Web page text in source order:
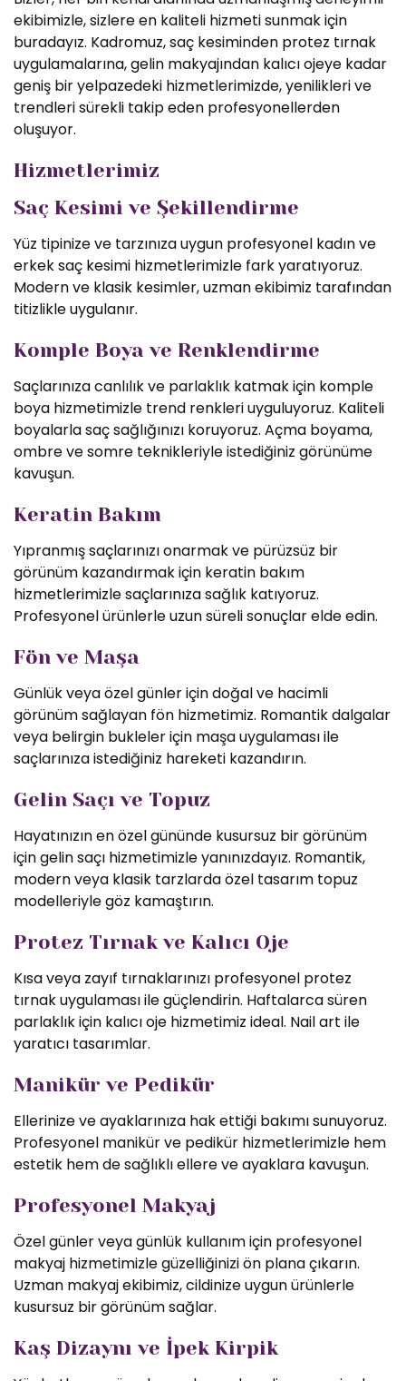
ekibimizle, sizlere en kaliteli hizmeti sunmak için
buradayız. Kadromuz, saç kesiminden protez tırnak
uygulamalarına, gelin makyajından kalıcı ojeye kadar
geniş bir yelpazedeki hizmetlerimizde, yenilikleri ve
trendleri sürekli takip eden profesyonellerden
oluşuyor.
Hizmetlerimiz
Saç Kesimi ve Şekillendirme
Yüz tipinize ve tarzınıza uygun profesyonel kadın ve
erkek saç kesimi hizmetlerimizle fark yaratıyoruz.
Modern ve klasik kesimler, uzman ekibimiz tarafından
titizlikle uygulanır.
Komple Boya ve Renklendirme
Saçlarınıza canlılık ve parlaklık katmak için komple
boya hizmetimizle trend renkleri uyguluyoruz. Kaliteli
boyalarla saç sağlığınızı koruyoruz. Açma boyama,
ombre ve somre teknikleriyle istediğiniz görünüme
kavuşun.
Keratin Bakım
Yıpranmış saçlarınızı onarmak ve pürüzsüz bir
görünüm kazandırmak için keratin bakım
hizmetlerimizle saçlarınıza sağlık katıyoruz.
Profesyonel ürünlerle uzun süreli sonuçlar elde edin.
Fön ve Maşa
Günlük veya özel günler için doğal ve hacimli
görünüm sağlayan fön hizmetimiz. Romantik dalgalar
veya belirgin bukleler için maşa uygulaması ile
saçlarınıza istediğiniz hareketi kazandırın.
Gelin Saçı ve Topuz
Hayatınızın en özel gününde kusursuz bir görünüm
için gelin saçı hizmetimizle yanınızdayız. Romantik,
modern veya klasik tarzlarda özel tasarım topuz
modelleriyle göz kamaştırın.
Protez Tırnak ve Kalıcı Oje
Kısa veya zayıf tırnaklarınızı profesyonel protez
tırnak uygulaması ile güçlendirin. Haftalarca süren
parlaklık için kalıcı oje hizmetimiz ideal. Nail art ile
yaratıcı tasarımlar.
Manikür ve Pedikür
Ellerinize ve ayaklarınıza hak ettiği bakımı sunuyoruz.
Profesyonel manikür ve pedikür hizmetlerimizle hem
estetik hem de sağlıklı ellere ve ayaklara kavuşun.
Profesyonel Makyaj
Özel günler veya günlük kullanım için profesyonel
makyaj hizmetimizle güzelliğinizi ön plana çıkarın.
Uzman makyaj ekibimiz, cildinize uygun ürünlerle
kusursuz bir görünüm sağlar.
Kaş Dizaynı ve İpek Kirpik